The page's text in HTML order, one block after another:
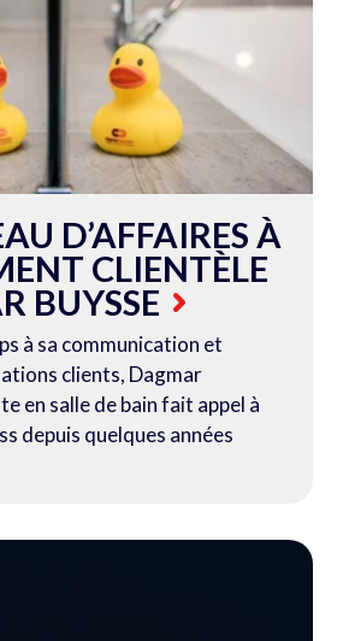
D’AFFAIRES À
CLIENTÈLE
BUYSSE
à sa communication et
clients, Dagmar
en sallede bainfait appel à
depuis quelques années